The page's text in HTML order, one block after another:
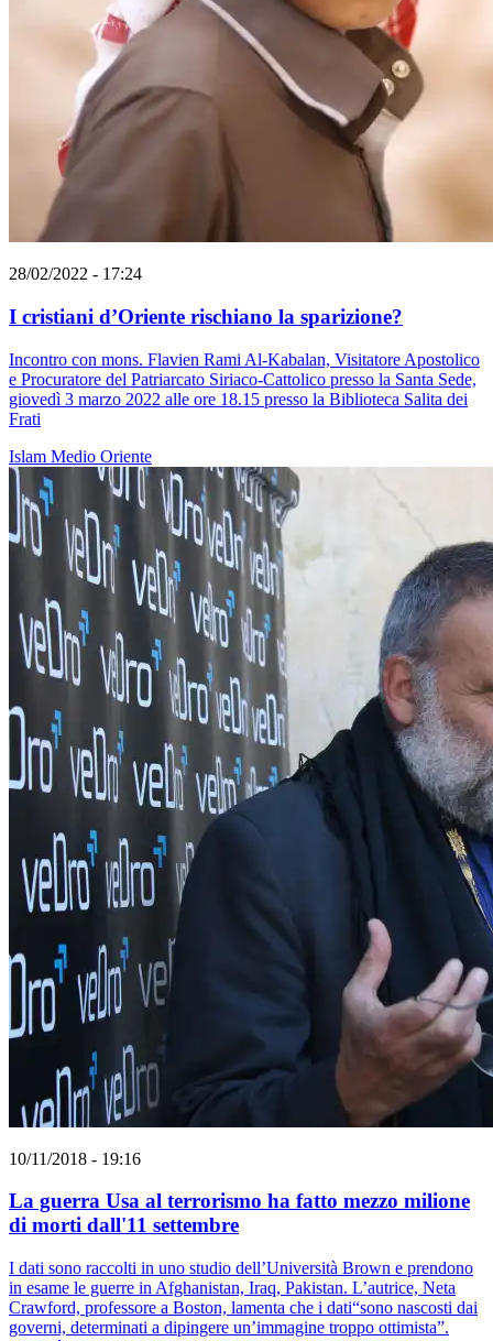
28/02/2022 - 17:24
I cristiani d’Oriente rischiano la sparizione?
Incontro con mons. Flavien Rami Al-Kabalan, Visitatore Apostolico
e Procuratore del Patriarcato Siriaco-Cattolico presso la Santa Sede,
giovedì 3 marzo 2022 alle ore 18.15 presso la Biblioteca Salita dei
Frati
Islam Medio Oriente
10/11/2018 - 19:16
La guerra Usa al terrorismo ha fatto mezzo milione
di morti dall'11 settembre
I dati sono raccolti in uno studio dell’Università Brown e prendono
in esame le guerre in Afghanistan, Iraq, Pakistan. L’autrice, Neta
Crawford, professore a Boston, lamenta che i dati“sono nascosti dai
governi, determinati a dipingere un’immagine troppo ottimista”.